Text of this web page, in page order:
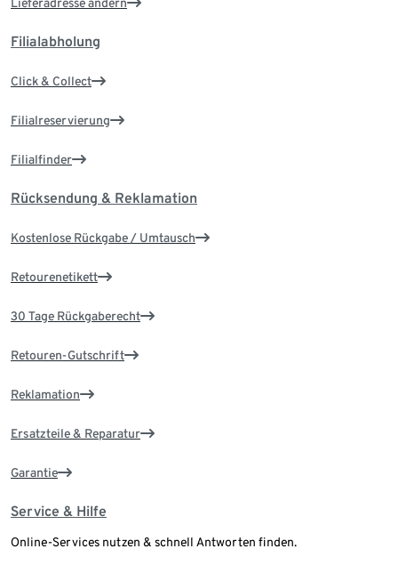
Lieferadresse ändern
Filialabholung
Click & Collect
Filialreservierung
Filialfinder
Rücksendung & Reklamation
Kostenlose Rückgabe / Umtausch
Retourenetikett
30 Tage Rückgaberecht
Retouren-Gutschrift
Reklamation
Ersatzteile & Reparatur
Garantie
Service & Hilfe
Online-Services nutzen & schnell Antworten finden.